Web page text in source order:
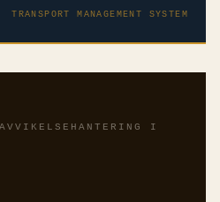
TRANSPORT MANAGEMENT SYSTEM
I